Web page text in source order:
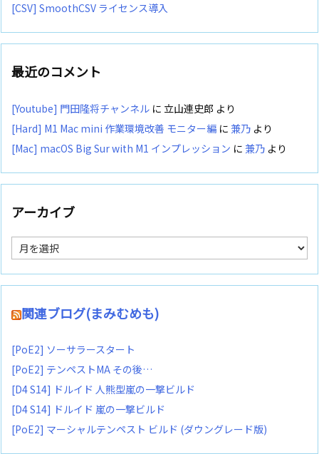
[CSV] SmoothCSV ライセンス導入
最近のコメント
[Youtube] 門田隆将チャンネル に 立山連史郎 より
[Hard] M1 Mac mini 作業環境改善 モニター編 に 兼乃 より
[Mac] macOS Big Sur with M1 インプレッション に 兼乃 より
アーカイブ
ア
ー
カ
イ
関連ブログ(まみむめも)
[PoE2] ソーサラースタート
[PoE2] テンペストMA その後…
[D4 S14] ドルイド 人熊型嵐の一撃ビルド
[D4 S14] ドルイド 嵐の一撃ビルド
[PoE2] マーシャルテンペスト ビルド (ダウングレード版)